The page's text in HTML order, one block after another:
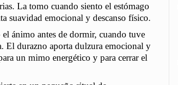
La tomo cuando siento el estómago
suavidad emocional y descanso físico.
ánimo antes de dormir, cuando tuve
El durazno aporta dulzura emocional y
un mimo energético y para cerrar el